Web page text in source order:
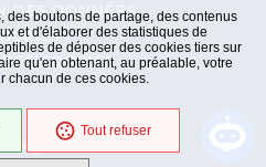
des boutons de partage, des contenus
et d'élaborer des statistiques de
de déposer des cookies tiers sur
qu'en obtenant, au préalable, votre
chacun de ces cookies.
Tout refuser
DES DONNÉES
COOKIES
En cours